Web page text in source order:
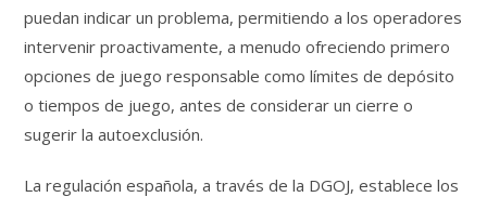
puedan indicar un problema, permitiendo a los operadores
intervenir proactivamente, a menudo ofreciendo primero
opciones de juego responsable como límites de depósito
o tiempos de juego, antes de considerar un cierre o
sugerir la autoexclusión.
La regulación española, a través de la DGOJ, establece los